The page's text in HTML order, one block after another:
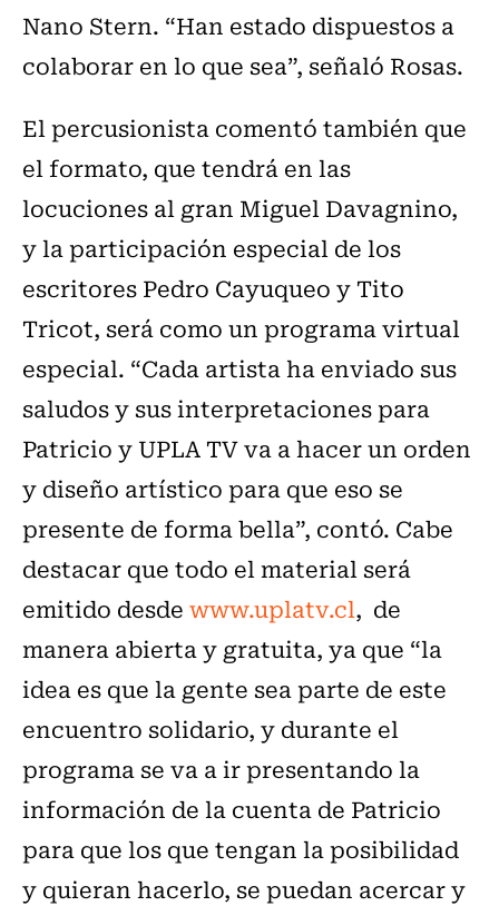
Nano Stern. “Han estado dispuestos a
colaborar en lo que sea”, señaló Rosas.
El percusionista comentó también que
el formato, que tendrá en las
locuciones al gran Miguel Davagnino,
y la participación especial de los
escritores Pedro Cayuqueo y Tito
Tricot, será como un programa virtual
especial. “Cada artista ha enviado sus
saludos y sus interpretaciones para
Patricio y UPLA TV va a hacer un orden
y diseño artístico para que eso se
presente de forma bella”, contó. Cabe
destacar que todo el material será
emitido desdewww.uplatv.cl, de
manera abierta y gratuita, ya que “la
idea es que la gente sea parte de este
encuentro solidario, y durante el
programa se va a ir presentando la
información de la cuenta de Patricio
para que los que tengan la posibilidad
y quieran hacerlo, se puedan acercar y